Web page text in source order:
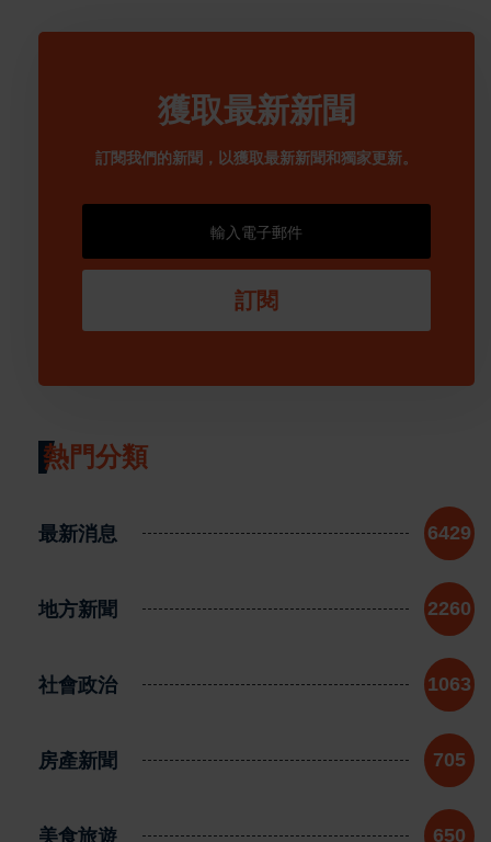
獲取最新新聞
訂閱我們的新聞，以獲取最新新聞和獨家更新。
訂閱
熱門分類
最新消息 6429
地方新聞 2260
社會政治 1063
房產新聞 705
美食旅遊 650